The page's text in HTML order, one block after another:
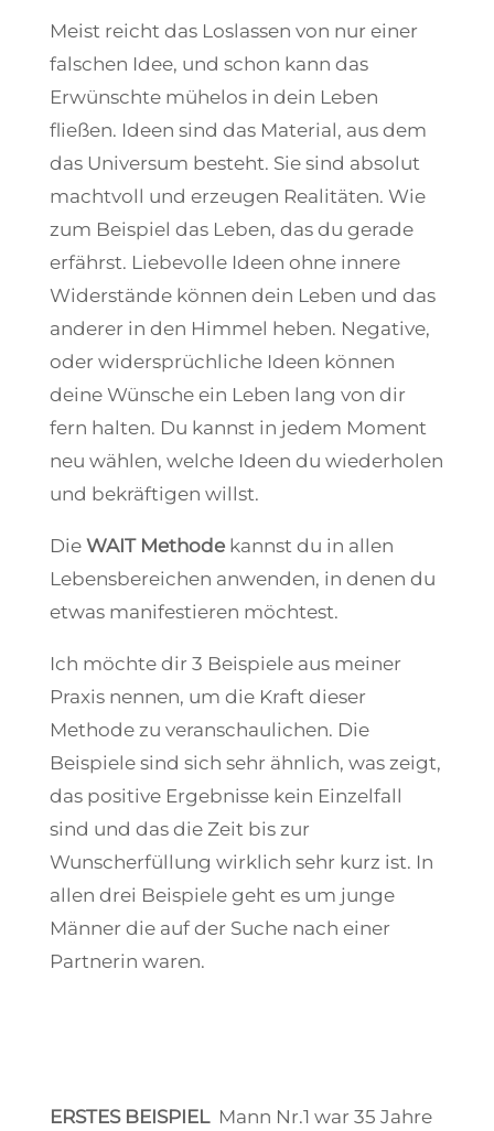
Meist reicht das Loslassen von nur einer
falschen Idee, und schon kann das
Erwünschte mühelos in dein Leben
fließen. Ideen sind das Material, aus dem
das Universum besteht. Sie sind absolut
machtvoll und erzeugen Realitäten. Wie
zum Beispiel das Leben, das du gerade
erfährst. Liebevolle Ideen ohne innere
Widerstände können dein Leben und das
anderer in den Himmel heben. Negative,
oder widersprüchliche Ideen können
deine Wünsche ein Leben lang von dir
fern halten. Du kannst in jedem Moment
neu wählen, welche Ideen du wiederholen
und bekräftigen willst.
Die WAIT Methodekannst du in allen
Lebensbereichen anwenden, in denen du
etwas manifestieren möchtest.
Ich möchte dir 3 Beispiele aus meiner
Praxis nennen, um die Kraft dieser
Methode zu veranschaulichen. Die
Beispiele sind sich sehr ähnlich, was zeigt,
das positive Ergebnisse kein Einzelfall
sind und das die Zeit bis zur
Wunscherfüllung wirklich sehr kurz ist. In
allen drei Beispiele geht es um junge
Männer die auf der Suche nach einer
Partnerin waren.
ERSTES BEISPIELMann Nr.1 war 35 Jahre